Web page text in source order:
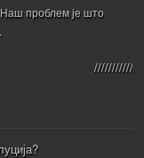
Наш проблем је што